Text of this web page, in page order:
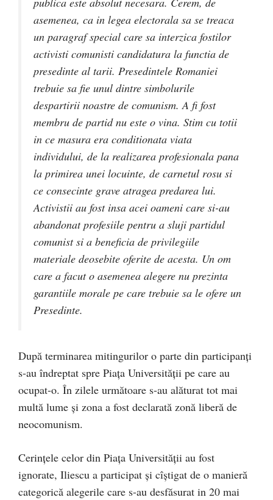
asemenea, ca in legea electorala sa se treaca
un paragraf special care sa interzica fostilor
activisti comunisti candidatura la functia de
presedinte al tarii. Presedintele Romaniei
trebuie sa fie unul dintre simbolurile
despartirii noastre de comunism. A fi fost
membru de partid nu este o vina. Stim cu totii
in ce masura era conditionata viata
individului, de la realizarea profesionala pana
la primirea unei locuinte, de carnetul rosu si
ce consecinte grave atragea predarea lui.
Activistii au fost insa acei oameni care si-au
abandonat profesiile pentru a sluji partidul
comunist si a beneficia de privilegiile
materiale deosebite oferite de acesta. Un om
care a facut o asemenea alegere nu prezinta
garantiile morale pe care trebuie sa le ofere un
Presedinte.
După terminarea mitingurilor o parte din participanți
s-au îndreptat spre Piața Universității pe care au
ocupat-o. În zilele următoare s-au alăturat tot mai
multă lume și zona a fost declarată zonă liberă de
neocomunism.
Cerințele celor din Piața Universității au fost
ignorate, Iliescu a participat și cîștigat de o manieră
categorică alegerile care s-au desfăsurat in 20 mai